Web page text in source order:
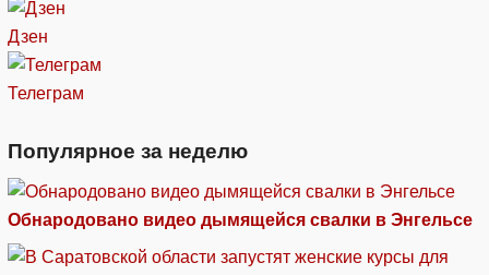
Дзен
Телеграм
Популярное за неделю
Обнародовано видео дымящейся свалки в Энгельсе